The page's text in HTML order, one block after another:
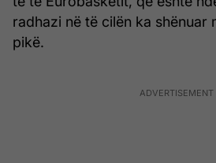
radhazi në të cilën ka shënuar
pikë.